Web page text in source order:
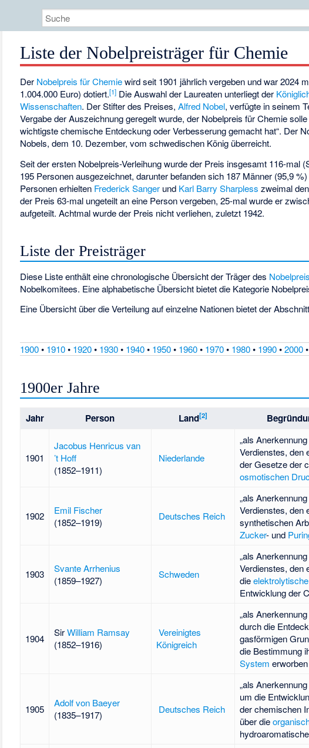
Liste der Nobelpreisträger für Chemie
Der Nobelpreis für Chemiewird seit 1901 jährlich vergeben und war 2024
1.004.000 Euro) dotiert.[1] Die Auswahl der Laureaten unterliegt der
Wissenschaften. Der Stifter des Preises,Alfred Nobel, verfügte in seinem
Vergabe der Auszeichnung geregelt wurde, der Nobelpreis für Chemie
wichtigste chemische Entdeckung oder Verbesserung gemacht hat“. Der
Nobels, dem 10. Dezember, vom schwedischen König überreicht.
Seit der ersten Nobelpreis-Verleihung wurde der Preis insgesamt 116-mal
195 Personen ausgezeichnet, darunter befanden sich 187 Männer (95,9
Personen erhielten Frederick Sanger und Karl Barry Sharpless zweimal
der Preis 63-mal ungeteilt an eine Person vergeben, 25-mal wurde er
aufgeteilt. Achtmal wurde der Preis nicht verliehen, zuletzt 1942.
Liste der Preisträger
Diese Liste enthält eine chronologische Übersicht der Träger des
Nobelkomitees. Eine alphabetische Übersicht bietet die Kategorie
Eine Übersicht über die Verteilung auf einzelne Nationen bietet der
1900• 1910• 1920• 1930• 1940• 1950• 1960• 1970• 1980• 1990•2000
1900er Jahre
Jahr Person Land[2]
1901
Jacobus Henricus van
’t Hoff
(1852–1911)
Niederlande
„als
Verdienstes, den
der Gesetze der
osmotischen
1902
Emil Fischer
(1852–1919)
Deutsches Reich
„als
Verdienstes, den
synthetischen
Zucker- und
1903
Svante Arrhenius
(1859–1927)
Schweden
„als
Verdienstes, den
die
Entwicklung der
1904
SirWilliam Ramsay
(1852–1916)
Vereinigtes
Königreich
„als
durch die
gasförmigen
die Bestimmung
System erworben
1905
Adolf von Baeyer
(1835–1917)
Deutsches Reich
„als
um die
der chemischen
über die